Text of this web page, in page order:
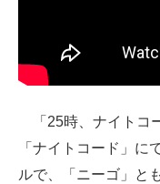
「25時、ナイトコ
「ナイトコード」に
ルで、「ニーゴ」と